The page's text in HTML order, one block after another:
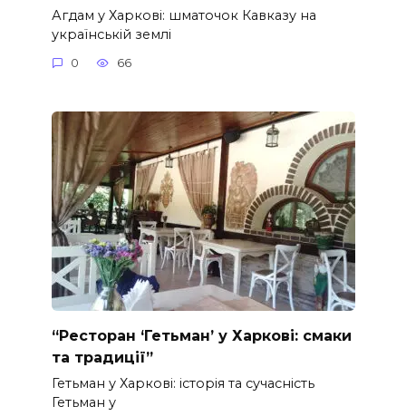
Агдам у Харкові: шматочок Кавказу на
українській землі
0 66
“Ресторан ‘Гетьман’ у Харкові: смаки
та традиції”
Гетьман у Харкові: історія та сучасність
Гетьман у